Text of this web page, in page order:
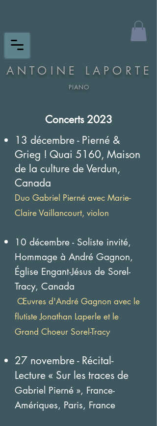
ANTOINE LAPORTE
PIANO
Concerts 2023
13 décembre - Pierné &
Grieg ! Quai 5160, Maison
de la culture de Verdun,
Canada
Duo Gabriel Pierné avec Marie-
Claire Vaillancourt, violon
10 décembre - Soliste invité,
Hommage à André Gagnon,
Église Engant-Jésus de Sorel-
Tracy, Canada
Œuvres d'André Gagnon avec le
flutiste Jonathan Laperle et le
Grand Choeur Sorel-Tracy
27 novembre- Récital-
Lecture « Sur les traces de
Gabriel Pierné », France-
Amériques, Paris, France